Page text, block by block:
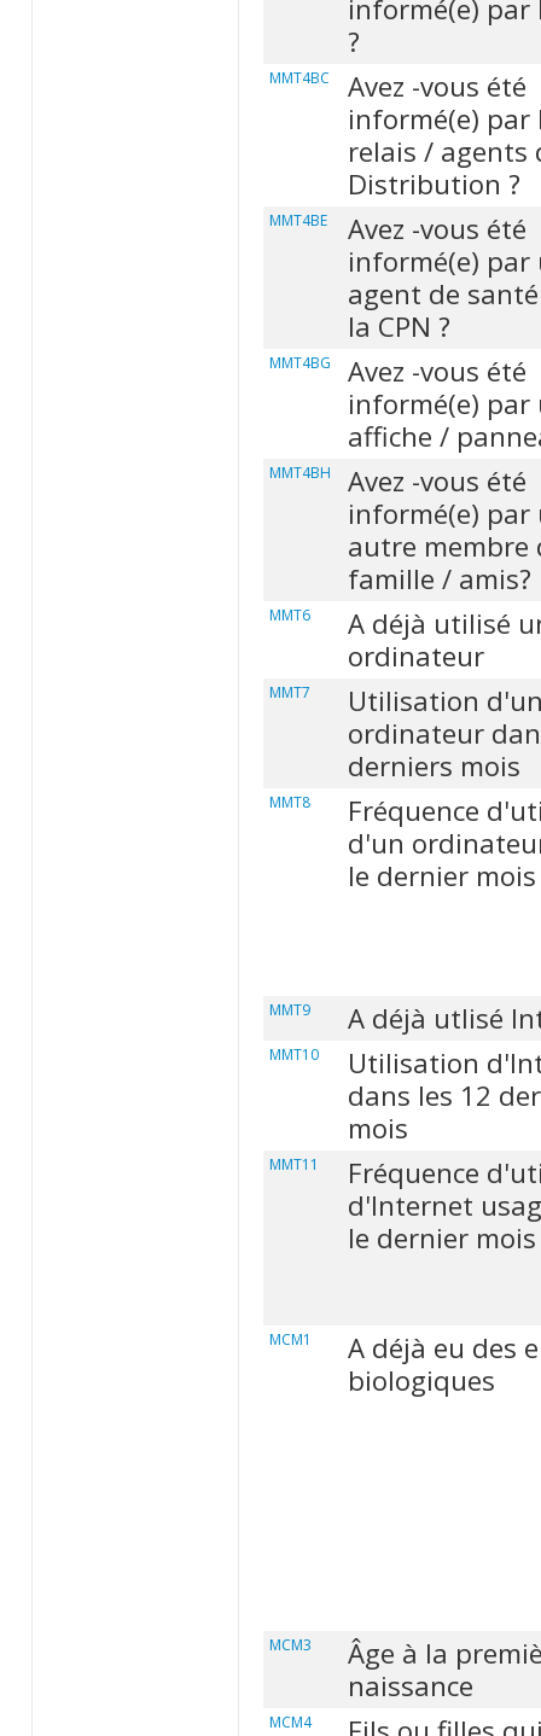
informé(e) par
?
MMT4BC
Avez -vous été
informé(e) par
relais / agents
Distribution ?
MMT4BE
Avez -vous été
informé(e) par
agent de
la CPN ?
MMT4BG
Avez -vous été
informé(e) par
affiche /
MMT4BH
Avez -vous été
informé(e) par
autre membre
famille / amis?
MMT6
A déjà utilisé
ordinateur
MMT7
Utilisation
ordinateur
derniers mois
MMT8
Fréquence
d'un
le dernier mois
MMT9 A déjà utlisé
MMT10
Utilisation
dans les 12
mois
MMT11
Fréquence
d'Internet
le dernier mois
MCM1
A déjà eu des
biologiques
MCM3
Âge à la
naissance
MCM4